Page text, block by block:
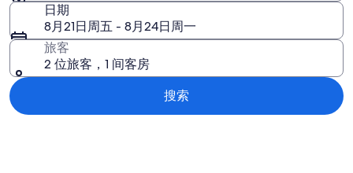
日期
8月21日周五 - 8月24日周一
旅客
2 位旅客，1 间客房
搜索